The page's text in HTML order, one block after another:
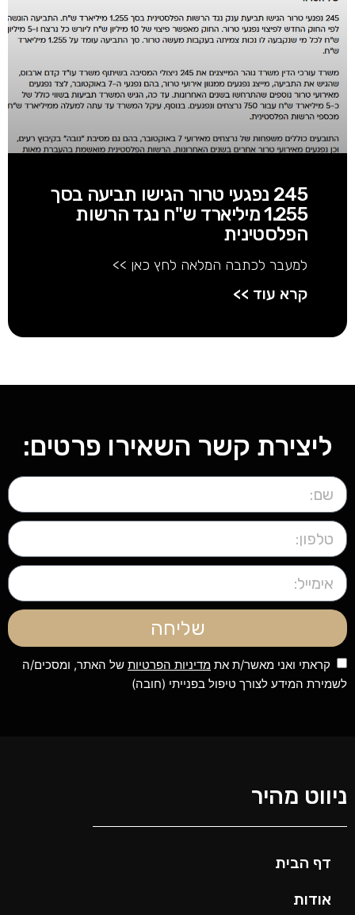
245 נפגעי טרור הגישו תביעה בסך
1.255 מיליארד ש"ח נגד הרשות
הפלסטינית
למעבר לכתבה המלאה לחץ כאן >>
קרא עוד >>
ליצירת קשר השאירו פרטים:
שליחה
קראתי ואני מאשר/ת את מדיניות הפרטיות של האתר, ומסכים/ה
לשמירת המידע לצורך טיפול בפנייתי (חובה)
ניווט מהיר
דף הבית
אודות